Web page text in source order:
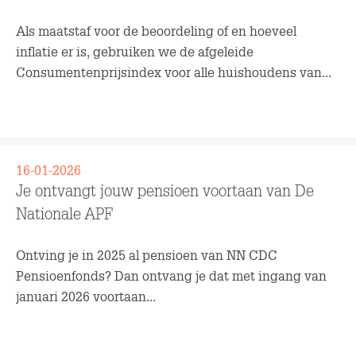
Als maatstaf voor de beoordeling of en hoeveel
inflatie er is, gebruiken we de afgeleide
Consumentenprijsindex voor alle huishoudens van...
Je ontvangt jouw pensioen voortaan van De
Nationale APF
16-01-2026
Ontving je in 2025 al pensioen van NN CDC
Pensioenfonds? Dan ontvang je dat met ingang van
januari 2026 voortaan...